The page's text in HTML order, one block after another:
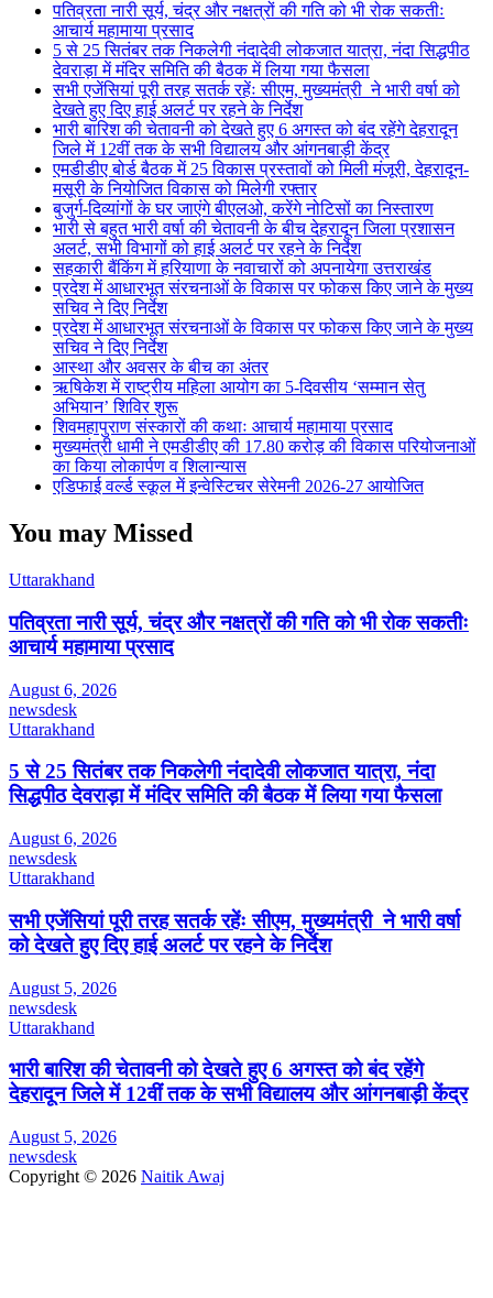
पतिव्रता नारी सूर्य, चंद्र और नक्षत्रों की गति को भी रोक सकतीः
आचार्य महामाया प्रसाद
5 से 25 सितंबर तक निकलेगी नंदादेवी लोकजात यात्रा, नंदा सिद्धपीठ
देवराड़ा में मंदिर समिति की बैठक में लिया गया फैसला
सभी एजेंसियां पूरी तरह सतर्क रहेंः सीएम, मुख्यमंत्री ने भारी वर्षा को
देखते हुए दिए हाई अलर्ट पर रहने के निर्देश
भारी बारिश की चेतावनी को देखते हुए 6 अगस्त को बंद रहेंगे देहरादून
जिले में 12वीं तक के सभी विद्यालय और आंगनबाड़ी केंद्र
एमडीडीए बोर्ड बैठक में 25 विकास प्रस्तावों को मिली मंजूरी, देहरादून-
मसूरी के नियोजित विकास को मिलेगी रफ्तार
बुजुर्ग-दिव्यांगों के घर जाएंगे बीएलओ, करेंगे नोटिसों का निस्तारण
भारी से बहुत भारी वर्षा की चेतावनी के बीच देहरादून जिला प्रशासन
अलर्ट, सभी विभागों को हाई अलर्ट पर रहने के निर्देश
सहकारी बैंकिंग में हरियाणा के नवाचारों को अपनायेगा उत्तराखंड
प्रदेश में आधारभूत संरचनाओं के विकास पर फोकस किए जाने के मुख्य
सचिव ने दिए निर्देश
प्रदेश में आधारभूत संरचनाओं के विकास पर फोकस किए जाने के मुख्य
सचिव ने दिए निर्देश
आस्था और अवसर के बीच का अंतर
ऋषिकेश में राष्ट्रीय महिला आयोग का 5-दिवसीय ‘सम्मान सेतु
अभियान’ शिविर शुरू
शिवमहापुराण संस्कारों की कथाः आचार्य महामाया प्रसाद
मुख्यमंत्री धामी ने एमडीडीए की 17.80 करोड़ की विकास परियोजनाओं
का किया लोकार्पण व शिलान्यास
एडिफाई वर्ल्ड स्कूल में इन्वेस्टिचर सेरेमनी 2026-27 आयोजित
You may Missed
Uttarakhand
पतिव्रता नारी सूर्य, चंद्र और नक्षत्रों की गति को भी रोक सकतीः
आचार्य महामाया प्रसाद
August 6, 2026
newsdesk
Uttarakhand
5 से 25 सितंबर तक निकलेगी नंदादेवी लोकजात यात्रा, नंदा
सिद्धपीठ देवराड़ा में मंदिर समिति की बैठक में लिया गया फैसला
August 6, 2026
newsdesk
Uttarakhand
सभी एजेंसियां पूरी तरह सतर्क रहेंः सीएम, मुख्यमंत्री ने भारी वर्षा
को देखते हुए दिए हाई अलर्ट पर रहने के निर्देश
August 5, 2026
newsdesk
Uttarakhand
भारी बारिश की चेतावनी को देखते हुए 6 अगस्त को बंद रहेंगे
देहरादून जिले में 12वीं तक के सभी विद्यालय और आंगनबाड़ी केंद्र
August 5, 2026
newsdesk
Copyright © 2026 Naitik Awaj